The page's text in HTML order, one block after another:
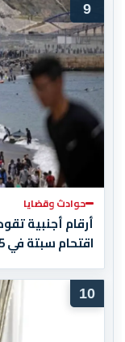
9
حوادث وقضايا
أرقام أجنبية
اقتحام سبتة في 15 غشت
10